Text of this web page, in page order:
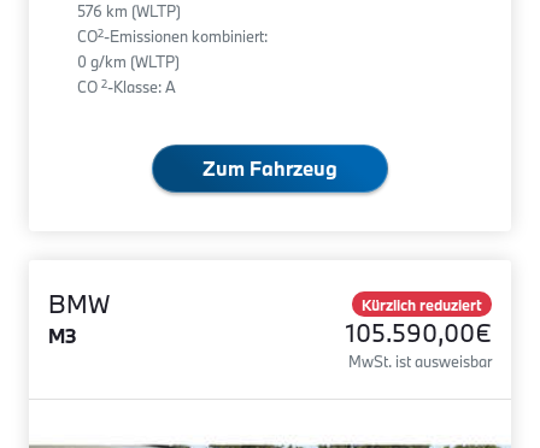
576 km (WLTP)
CO2-Emissionen kombiniert:
0 g/km (WLTP)
CO 2-Klasse: A
Zum Fahrzeug
BMW
M3
Kürzlich reduziert
105.590,00€
MwSt. ist ausweisbar